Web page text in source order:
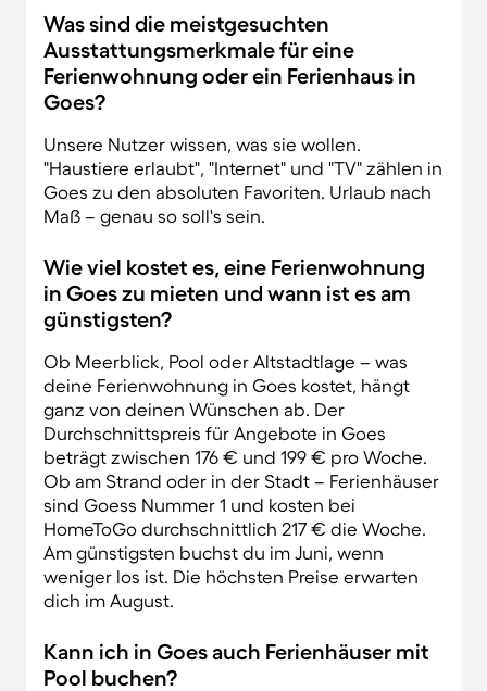
Was sind die meistgesuchten
Ausstattungsmerkmale für eine
Ferienwohnung oder ein Ferienhaus in
Goes?
Unsere Nutzer wissen, was sie wollen.
"Haustiere erlaubt", "Internet" und "TV" zählen in
Goes zu den absoluten Favoriten. Urlaub nach
Maß – genau so soll's sein.
Wie viel kostet es, eine Ferienwohnung
in Goes zu mieten und wann ist es am
günstigsten?
Ob Meerblick, Pool oder Altstadtlage – was
deine Ferienwohnung in Goes kostet, hängt
ganz von deinen Wünschen ab. Der
Durchschnittspreis für Angebote in Goes
beträgt zwischen 176 € und 199 € pro Woche.
Ob am Strand oder in der Stadt – Ferienhäuser
sind Goess Nummer 1 und kosten bei
HomeToGo durchschnittlich 217 € die Woche.
Am günstigsten buchst du im Juni, wenn
weniger los ist. Die höchsten Preise erwarten
dich im August.
Kann ich in Goes auch Ferienhäuser mit
Pool buchen?